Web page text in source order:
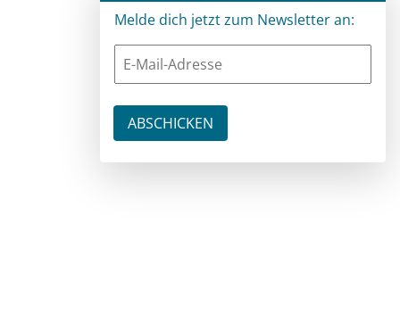
Melde dich jetzt zum Newsletter an: